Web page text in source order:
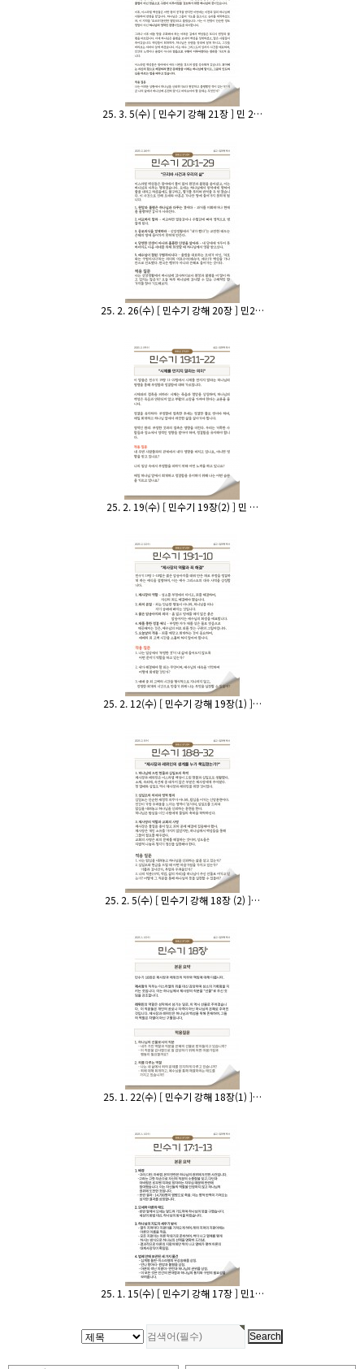
25. 3. 5(수) [ 민수기 강해 21장 ] 민 2…
25. 2. 26(수) [ 민수기 강해 20장 ] 민2…
25. 2. 19(수) [ 민수기 19장(2) ] 민 …
25. 2. 12(수) [ 민수기 강해 19장(1) ]…
25. 2. 5(수) [ 민수기 강해 18장 (2) ]…
25. 1. 22(수) [ 민수기 강해 18장(1) ]…
25. 1. 15(수) [ 민수기 강해 17장 ] 민1…